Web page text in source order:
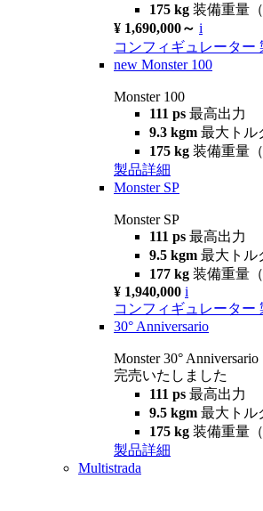
175 kg 装備重量
¥ 1,690,000～ i
コンフィギュレーター
new Monster 100
Monster 100
111 ps 最高出力
9.3 kgm 最大トル
175 kg 装備重量
製品詳細
Monster SP
Monster SP
111 ps 最高出力
9.5 kgm 最大トル
177 kg 装備重量
¥ 1,940,000 i
コンフィギュレーター
30° Anniversario
Monster 30° Anniversario
完売いたしました
111 ps 最高出力
9.5 kgm 最大トル
175 kg 装備重量
製品詳細
Multistrada